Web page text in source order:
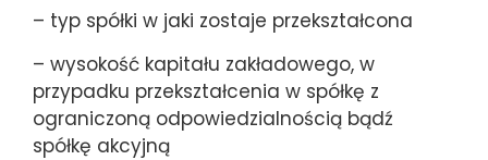
– typ spółki w jaki zostaje przekształcona
– wysokość kapitału zakładowego, w
przypadku przekształcenia w spółkę z
ograniczoną odpowiedzialnością bądź
spółkę akcyjną